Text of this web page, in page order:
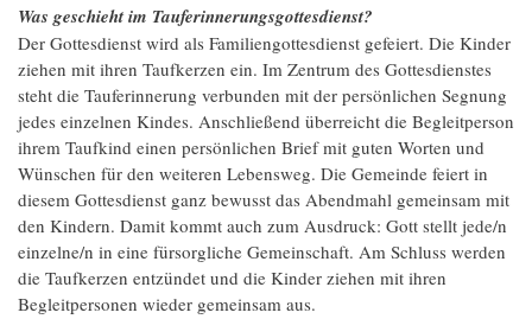
Was geschieht im Tauferinnerungsgottesdienst?
Der Gottesdienst wird als Familiengottesdienst gefeiert. Die Kinder
ziehen mit ihren Taufkerzen ein. Im Zentrum des Gottesdienstes
steht die Tauferinnerung verbunden mit der persönlichen Segnung
jedes einzelnen Kindes. Anschließend überreicht die Begleitperson
ihrem Taufkind einen persönlichen Brief mit guten Worten und
Wünschen für den weiteren Lebensweg. Die Gemeinde feiert in
diesem Gottesdienst ganz bewusst das Abendmahl gemeinsam mit
den Kindern. Damit kommt auch zum Ausdruck: Gott stellt jede/n
einzelne/n in eine fürsorgliche Gemeinschaft. Am Schluss werden
die Taufkerzen entzündet und die Kinder ziehen mit ihren
Begleitpersonen wieder gemeinsam aus.